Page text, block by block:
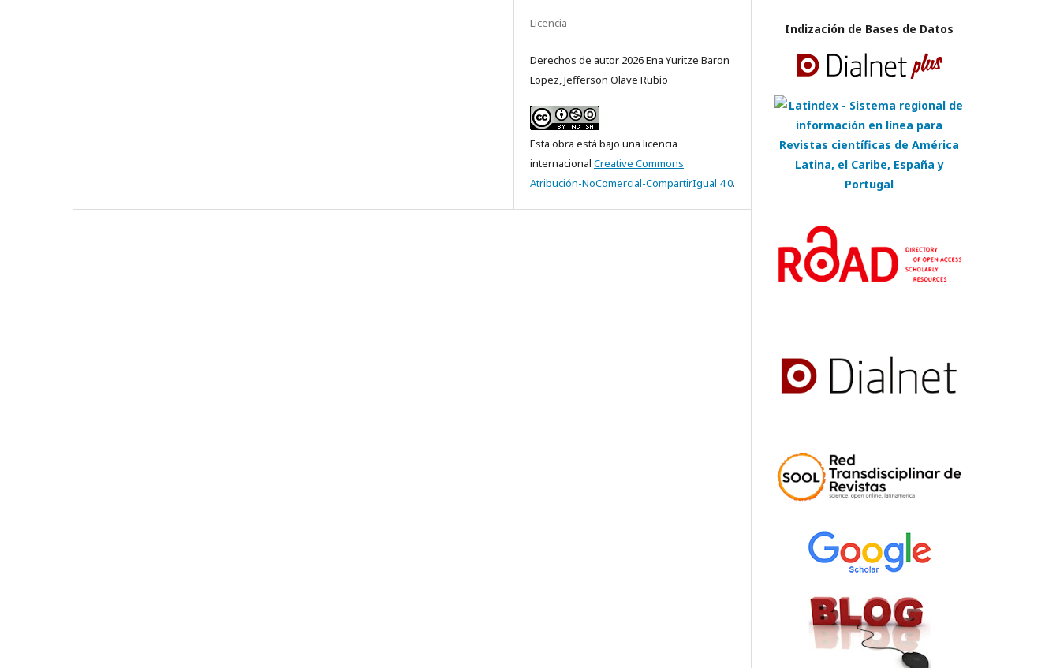
Licencia
Derechos de autor 2026 Ena Yuritze Baron
Lopez, Jefferson Olave Rubio
Esta obra está bajo una licencia
internacional Creative Commons
Atribución-NoComercial-CompartirIgual 4.0.
Indización de Bases de Datos